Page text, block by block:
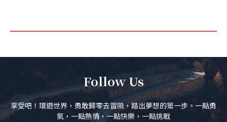
Follow Us
享受吧！環遊世界，勇敢歸零去冒險，踏出夢想的第一步。一點勇
氣，一點熱情，一點快樂，一點挑戰